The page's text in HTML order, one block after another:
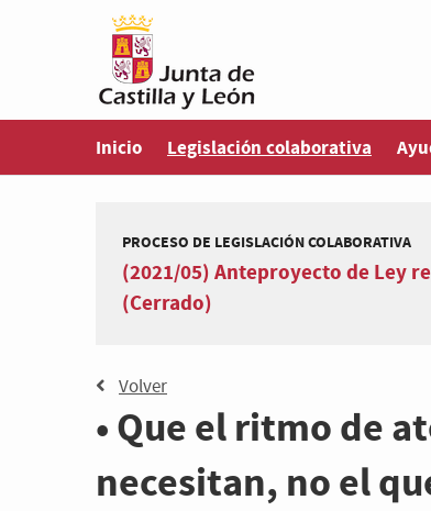
Inicio
Estás en
Legislación colaborativa
PROCESO DE LEGISLACIÓN COLABORATIVA
(2021/05) Anteproyecto de Ley
(Cerrado)
Volver
• Que el ritmo de
necesitan, no el